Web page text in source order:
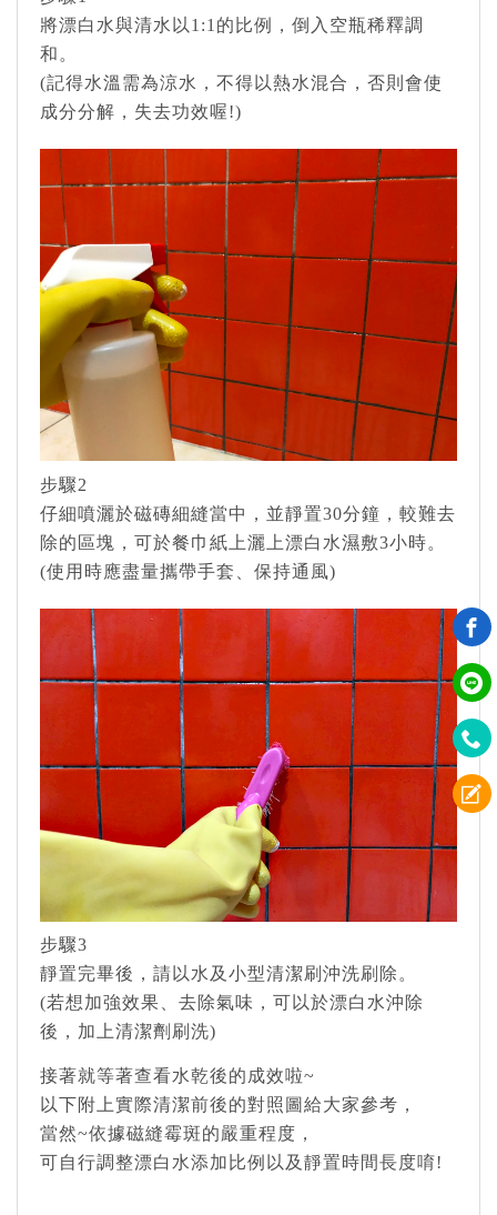
將漂白水與清水以1:1的比例，倒入空瓶稀釋調
和。
(記得水溫需為涼水，不得以熱水混合，否則會使
成分分解，失去功效喔!)
步驟2
仔細噴灑於磁磚細縫當中，並靜置30分鐘，較難去
除的區塊，可於餐巾紙上灑上漂白水濕敷3小時。
(使用時應盡量攜帶手套、保持通風)
步驟3
靜置完畢後，請以水及小型清潔刷沖洗刷除。
(若想加強效果、去除氣味，可以於漂白水沖除
後，加上清潔劑刷洗)
接著就等著查看水乾後的成效啦~
以下附上實際清潔前後的對照圖給大家參考，
當然~依據磁縫霉斑的嚴重程度，
可自行調整漂白水添加比例以及靜置時間長度唷!